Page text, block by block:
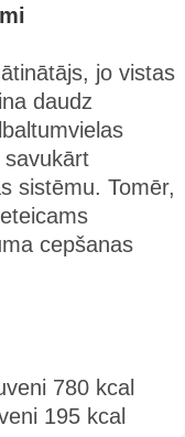
jo vistas
daudz
savukārt
sistēmu. Tomēr,
cepšanas
780 kcal
195 kcal​